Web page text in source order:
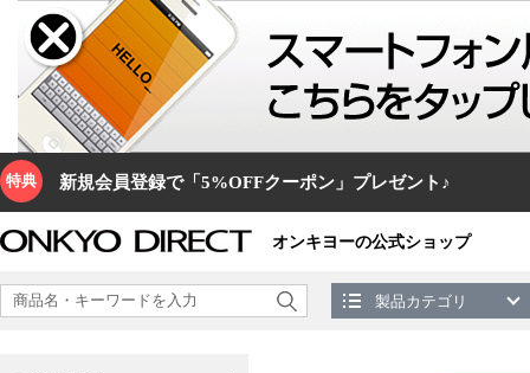
特典 新規会員登録で「5%OFFクーポン」プレゼント♪
オンキヨーの公式ショップ
製品カテゴリ